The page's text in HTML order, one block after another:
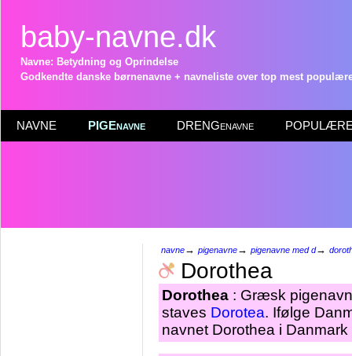
baby-navne.dk
Navne: Betydning og Oprindelse
Godkendte danske børnenavne + navneliste over top mest
NAVNE PIGEnavne DRENGenavne POPULÆRE
navne→ pigenavne→ pigenavne med d→
Dorothea
Dorothea : Græsk
staves Dorotea. Ifølge
navnet Dorothea i